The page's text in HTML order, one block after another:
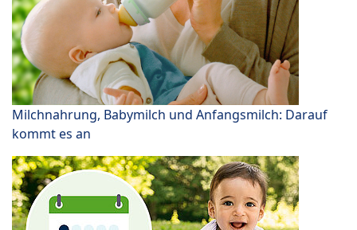
Milchnahrung, Babymilch und Anfangsmilch: Darauf
kommt es an